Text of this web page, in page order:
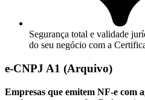
Segurança total e validade
do seu negócio com a
e-CNPJ A1 (Arquivo)
Empresas que emitem NF-e com